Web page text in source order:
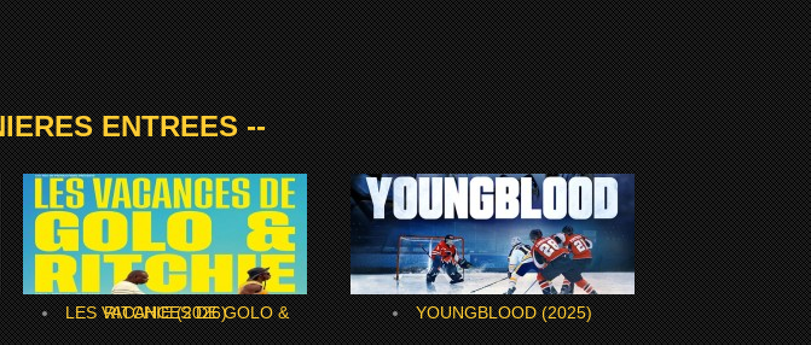
ENTREES --
LES VACANCES DE GOLO & RITCHIE (2026) YOUNGBLOOD (2025)